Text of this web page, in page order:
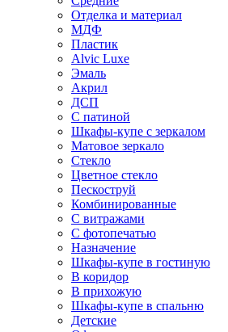
Отделка и материал
МДФ
Пластик
Alvic Luxe
Эмаль
Акрил
ДСП
С патиной
Шкафы-купе с зеркалом
Матовое зеркало
Стекло
Цветное стекло
Пескоструй
Комбинированные
С витражами
С фотопечатью
Назначение
Шкафы-купе в гостиную
В коридор
В прихожую
Шкафы-купе в спальню
Детские